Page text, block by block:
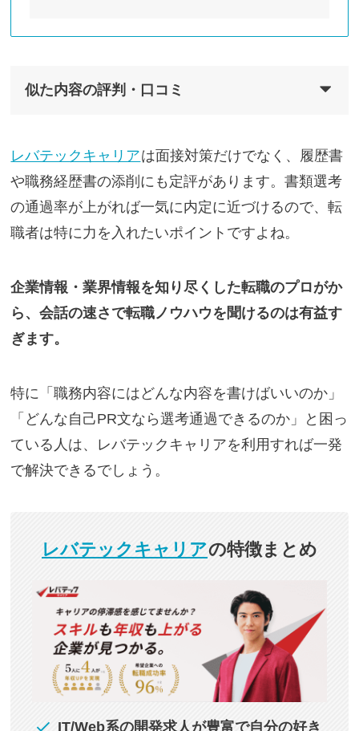
似た内容の評判・口コミ
レバテックキャリアは面接対策だけでなく、履歴書
や職務経歴書の添削にも定評があります。書類選考
の通過率が上がれば一気に内定に近づけるので、転
職者は特に力を入れたいポイントですよね。
企業情報・業界情報を知り尽くした転職のプロがか
ら、会話の速さで転職ノウハウを聞けるのは有益す
ぎます。
特に「職務内容にはどんな内容を書けばいいのか」
「どんな自己PR文なら選考通過できるのか」と困っ
ている人は、レバテックキャリアを利用すれば一発
で解決できるでしょう。
レバテックキャリアの特徴まとめ
IT/Web系の開発求人が豊富で自分の好き